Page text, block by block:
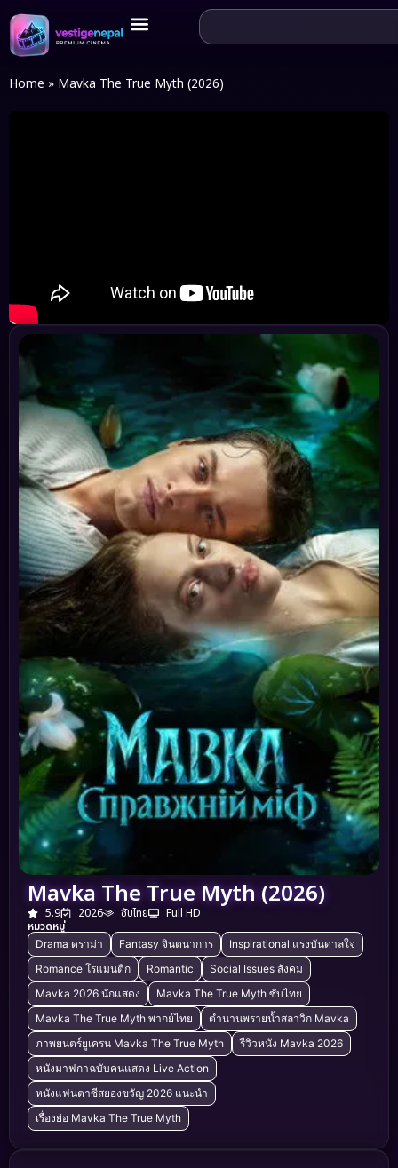
Home » Mavka The True Myth (2026)
Mavka The True Myth (2026)
5.9 2026 ซับไทย
Full HD
หมวดหมู่
Drama ดราม่า Fantasy จินตนาการ
Inspirational แรงบันดาลใจ
Romance โรแมนติก
Romantic
Social Issues สังคม
Mavka 2026 นักแสดง
Mavka The True Myth ซับไทย
Mavka The True Myth พากย์ไทย
ตำนานพรายน้ำสลาวิก Mavka
ภาพยนตร์ยูเครน Mavka The True Myth
รีวิวหนัง Mavka 2026
หนังมาฟกาฉบับคนแสดง Live Action
หนังแฟนตาซีสยองขวัญ 2026 แนะนำ
เรื่องย่อ Mavka The True Myth